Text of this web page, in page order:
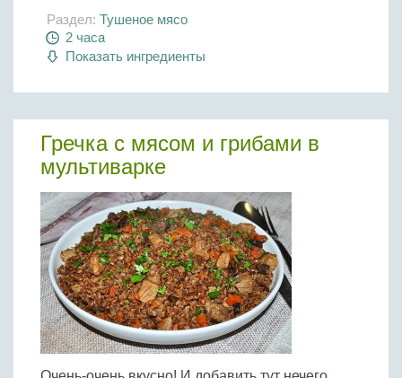
Раздел: Тушеное мясо
2 часа
Показать ингредиенты
Гречка с мясом и грибами в
мультиварке